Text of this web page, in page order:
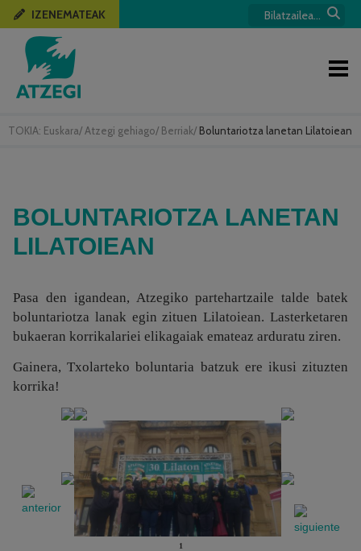
TOKIA: Euskara/ Atzegi gehiago/ Berriak/ Boluntariotza lanetan Lilatoiean
IZENEMATEAK
BOLUNTARIOTZA LANETAN
LILATOIEAN
Pasa den igandean, Atzegiko partehartzaile talde batek
boluntariotza lanak egin zituen Lilatoiean. Lasterketaren
bukaeran korrikalariei elikagaiak emateaz arduratu ziren.
Gainera, Txolarteko boluntaria batzuk ere ikusi zituzten
korrika!
1